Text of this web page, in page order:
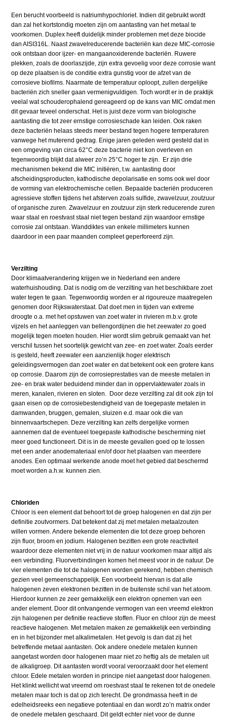
Een berucht voorbeeld is natriumhypochloriet. Indien dit gebruikt wordt
dan zal het kortstondig moeten zijn om aantasting van het metaal te
voorkomen. Duplex heeft duidelijk minder problemen met deze biocide
dan AISI316L. Naast zwavelreducerende bacteriën kan deze MIC-corrosie
ook ontstaan door ijzer- en mangaanoxiderende bacteriën. Ruwere
plekken, zoals de doorlaszijde, zijn extra gevoelig voor deze corrosie want
op deze plaatsen is de conditie extra gunstig voor de afzet van de
corrosieve biofilms. Naarmate de temperatuur oploopt, zullen dergelijke
bacteriën zich sneller gaan vermenigvuldigen. Toch wordt er in de praktijk
veelal wat schouderophalend gereageerd op de kans van MIC omdat men
dit gevaar teveel onderschat. Het is juist deze vorm van biologische
aantasting die tot zeer ernstige corrosieschade kan leiden. Ook raken
deze bacteriën helaas steeds meer bestand tegen hogere temperaturen
vanwege het muterend gedrag. Enige jaren geleden werd gesteld dat in
een omgeving van circa 62°C deze bacterie niet kon overleven en
tegenwoordig blijkt dat alweer zo’n 25°C hoger te zijn. Er zijn drie
mechanismen bekend die MIC initiëren, t.w. aantasting door
afscheidingsproducten, kathodische depolarisatie en soms ook wel door
de vorming van elektrochemische cellen. Bepaalde bacteriën produceren
agressieve stoffen tijdens het afsterven zoals sulfide, zwavelzuur, zoutzuur
of organische zuren. Zwavelzuur en zoutzuur zijn sterk reducerende zuren
waar staal en roestvast staal niet tegen bestand zijn waardoor ernstige
corrosie zal ontstaan. Wanddiktes van enkele millimeters kunnen
daardoor in een paar maanden compleet geperforeerd zijn.
Verzilting
Door klimaatverandering krijgen we in Nederland een andere
waterhuishouding. Dat is nodig om de verzilting van het beschikbare zoet
water tegen te gaan. Tegenwoordig worden er al rigoureuze maatregelen
genomen door Rijkswaterstaat. Dat doet men in tijden van extreme
droogte o.a. met het opstuwen van zoet water in rivieren m.b.v. grote
vijzels en het aanleggen van bellengordijnen die het zeewater zo goed
mogelijk tegen moeten houden. Hier wordt slim gebruik gemaakt van het
verschil tussen het soortelijk gewicht van zee- en zoet water. Zoals eerder
is gesteld, heeft zeewater een aanzienlijk hoger elektrisch
geleidingsvermogen dan zoet water en dat betekent ook een grotere kans
op corrosie. Daarom zijn de corrosieprestaties van de meeste metalen in
zee- en brak water beduidend minder dan in oppervlaktewater zoals in
meren, kanalen, rivieren en sloten. Door deze verzilting zal dit ook zijn tol
gaan eisen op de corrosiebestendigheid van de toegepaste metalen in
damwanden, bruggen, gemalen, sluizen e.d. maar ook die van
binnenvaartschepen. Deze verzilting kan zelfs dergelijke vormen
aannemen dat de eventueel toegepaste kathodische bescherming niet
meer goed functioneert. Dit is in de meeste gevallen goed op te lossen
met een ander anodemateriaal en/of door het plaatsen van meerdere
anodes. Een optimaal werkende anode moet het gebied dat beschermd
moet worden a.h.w. kunnen zien.
Chloriden
Chloor is een element dat behoort tot de groep halogenen en dat zijn per
definitie zoutvormers. Dat betekent dat zij met metalen metaalzouten
willen vormen. Andere bekende elementen die tot deze groep behoren
zijn fluor, broom en jodium. Halogenen bezitten een grote reactiviteit
waardoor deze elementen niet vrij in de natuur voorkomen maar altijd als
een verbinding. Fluorverbindingen komen het meest voor in de natuur. De
vier elementen die tot de halogenen worden gerekend, hebben chemisch
gezien veel gemeenschappelijk. Een voorbeeld hiervan is dat alle
halogenen zeven elektronen bezitten in de buitenste schil van het atoom.
Hierdoor kunnen ze zeer gemakkelijk een elektron opnemen van een
ander element. Door dit ontvangende vermogen van een vreemd elektron
zijn halogenen per definitie reactieve stoffen. Fluor en chloor zijn de meest
reactieve halogenen. Met metalen maken ze gemakkelijk een verbinding
en in het bijzonder met alkalimetalen. Het gevolg is dan dat zij het
betreffende metaal aantasten. Ook andere onedele metalen kunnen
aangetast worden door halogenen maar niet zo heftig als de metalen uit
de alkaligroep. Dit aantasten wordt vooral veroorzaakt door het element
chloor. Edele metalen worden in principe niet aangetast door halogenen.
Het klinkt wellicht wat vreemd om roestvast staal te rekenen tot de onedele
metalen maar toch is dat op zich terecht. De grondmassa heeft in de
edelheidsreeks een negatieve potentiaal en dan wordt zo’n matrix onder
de onedele metalen geschaard. Dit geldt echter niet voor de dunne